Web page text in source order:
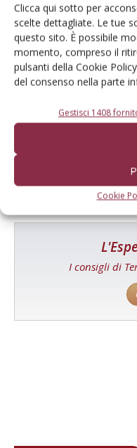
Clicca qui sotto per
scelte dettagliate. Le tue
questo sito. È possibile
momento, compreso il
pulsanti della Cookie
del consenso nella parte
Gestisci 1408
Cookie
Un modo
I consigli di